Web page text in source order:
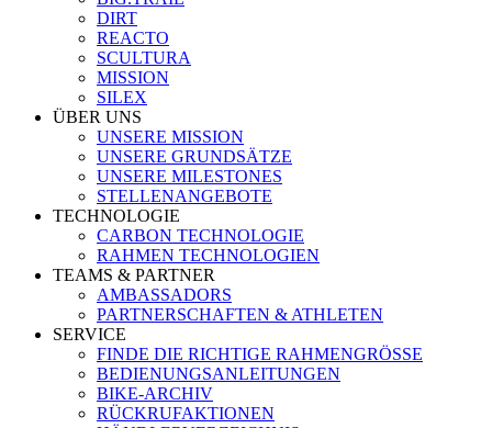
DIRT
REACTO
SCULTURA
MISSION
SILEX
ÜBER UNS
UNSERE MISSION
UNSERE GRUNDSÄTZE
UNSERE MILESTONES
STELLENANGEBOTE
TECHNOLOGIE
CARBON TECHNOLOGIE
RAHMEN TECHNOLOGIEN
TEAMS & PARTNER
AMBASSADORS
PARTNERSCHAFTEN & ATHLETEN
SERVICE
FINDE DIE RICHTIGE RAHMENGRÖSSE
BEDIENUNGSANLEITUNGEN
BIKE-ARCHIV
RÜCKRUFAKTIONEN